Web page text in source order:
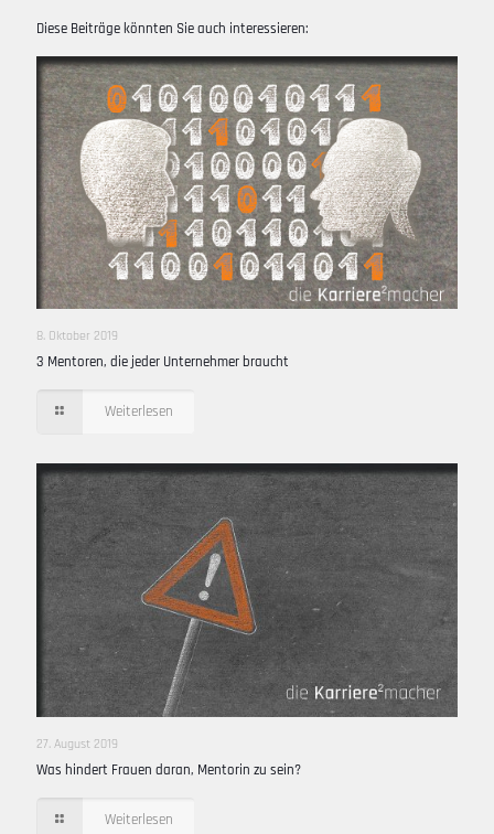
Diese Beiträge könnten Sie auch interessieren:
8. Oktober 2019
3 Mentoren, die jeder Unternehmer braucht
Weiterlesen
27. August 2019
Was hindert Frauen daran, Mentorin zu sein?
Weiterlesen